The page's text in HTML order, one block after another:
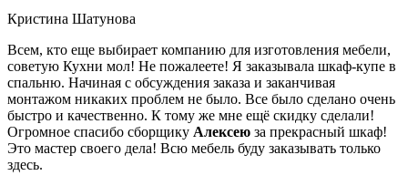
Кристина Шатунова
Всем, кто еще выбирает компанию для изготовления мебели,
советую Кухни мол! Не пожалеете! Я заказывала шкаф-купе в
спальню. Начиная с обсуждения заказа и заканчивая
монтажом никаких проблем не было. Все было сделано очень
быстро и качественно. К тому же мне ещё скидку сделали!
Огромное спасибо сборщику Алексею за прекрасный шкаф!
Это мастер своего дела! Всю мебель буду заказывать только
здесь.